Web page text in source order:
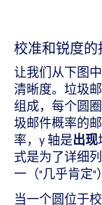
校准和锐度的
让我们从下图
清晰度。垃圾
组成，每个圆
圾邮件概率的
率，y 轴是出现
式是为了详细
一（"几乎肯定"
当一个圆位于